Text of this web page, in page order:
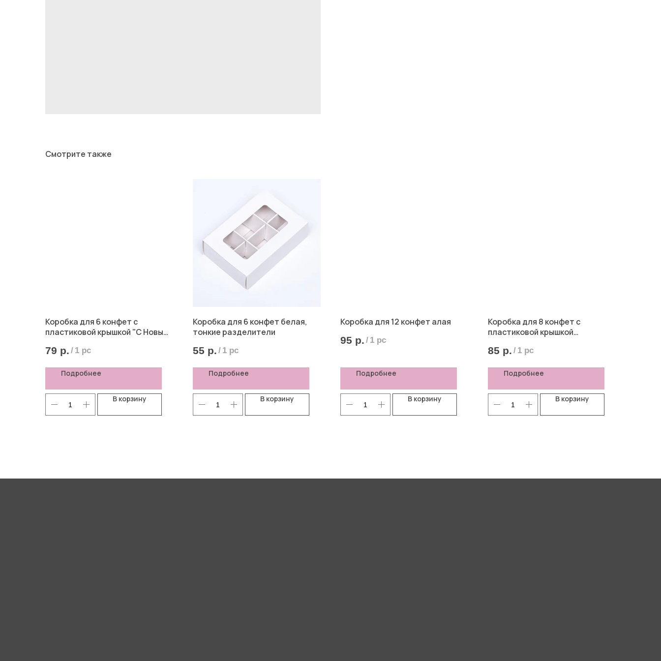
Смотрите также
Коробка для 6 конфет с
пластиковой крышкой "С Новым
79 р. / 1 pc
Подробнее
В корзину
Коробка для 6 конфет белая,
тонкие разделители
55 р. / 1 pc
Подробнее
В корзину
Коробка для 12 конфет алая
95 р. / 1 pc
Подробнее
В корзину
Коробка для 8 конфет с
пластиковой крышкой
красная, 10*18,5*3 см
85 р. / 1 pc
Подробнее
В корзину